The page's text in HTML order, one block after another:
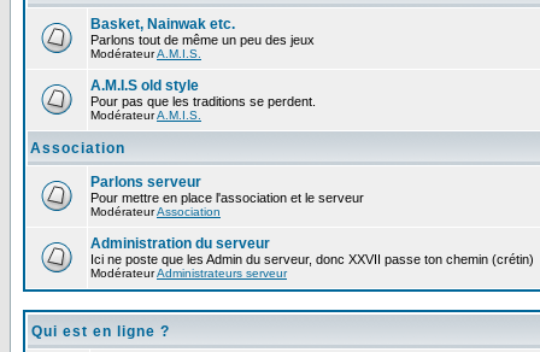
Basket, Nainwak etc.
Parlons tout de même un peu des jeux
ModérateurA.M.I.S.
A.M.I.S old style
Pour pas que les traditions se perdent.
ModérateurA.M.I.S.
Association
Parlons serveur
Pour mettre en place l'association et le serveur
ModérateurAssociation
Administration du serveur
Ici ne poste que les Admin du serveur, donc XXVII passe ton chemin (crétin)
ModérateurAdministrateurs serveur
Qui est en ligne ?